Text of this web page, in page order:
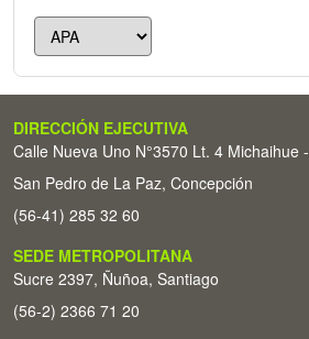
DIRECCIÓN EJECUTIVA
Calle Nueva Uno N°3570 Lt. 4 Michaihue -
San Pedro de La Paz, Concepción
(56-41) 285 32 60
SEDE METROPOLITANA
Sucre 2397, Ñuñoa, Santiago
(56-2) 2366 71 20